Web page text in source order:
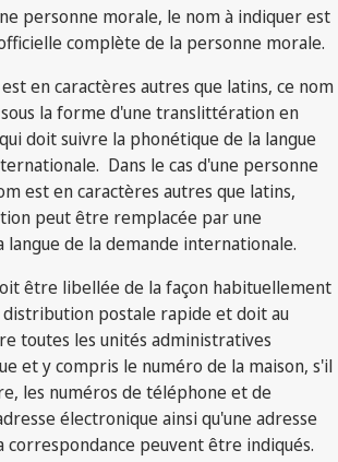
personne morale, le nom à indiquer est
complète de la personne morale.
en caractères autres que latins, ce nom
la forme d'une translittération en
doit suivre la phonétique de la langue
Dans le cas d'une personne
est en caractères autres que latins,
peut être remplacée par une
langue de la demande internationale.
être libellée de la façon habituellement
postale rapide et doit au
toutes les unités administratives
et y compris le numéro de la maison, s'il
les numéros de téléphone et de
électronique ainsi qu'une adresse
peuvent être indiqués.